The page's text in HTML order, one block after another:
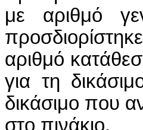
με αριθμό
αριθμό
για τη
δικάσιμο που
στο πινάκιο.